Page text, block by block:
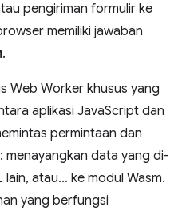
pengiriman formulir ke
memiliki jawaban
.
Web Worker khusus yang
aplikasi JavaScript dan
permintaan dan
menayangkan data yang di-
lain, atau… ke modul Wasm.
yang berfungsi